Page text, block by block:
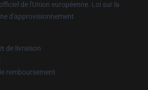
de l'Union européenne. Loi sur la
d'approvisionnement
de livraison
remboursement